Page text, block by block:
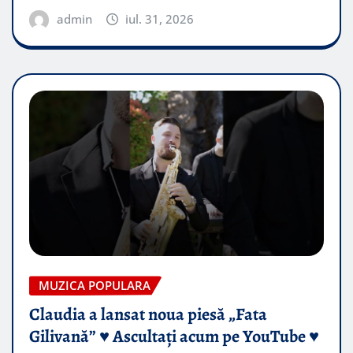
admin iul. 31, 2026
MUZICA POPULARA
Claudia a lansat noua piesă „Fata
Gilivană” ♥️ Ascultați acum pe YouTube ♥️